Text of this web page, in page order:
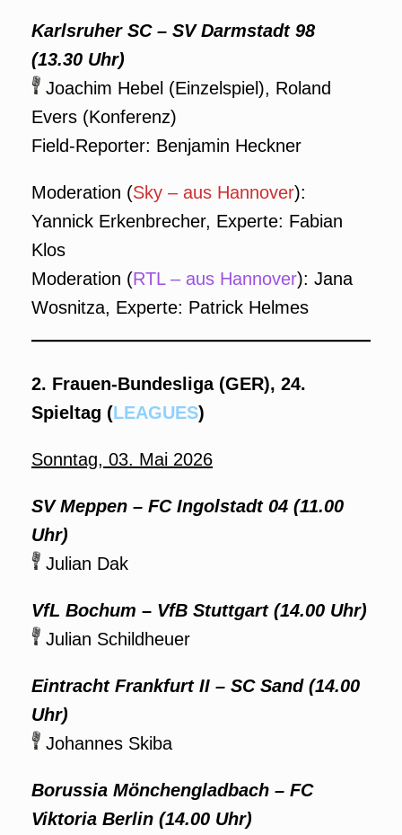
Karlsruher SC – SV Darmstadt 98
(13.30 Uhr)
Joachim Hebel (Einzelspiel), Roland
Evers (Konferenz)
Field-Reporter: Benjamin Heckner
Moderation (Sky – aus Hannover):
Yannick Erkenbrecher, Experte: Fabian
Klos
Moderation (RTL – aus Hannover): Jana
Wosnitza, Experte: Patrick Helmes
2. Frauen-Bundesliga (GER), 24.
Spieltag (LEAGUES)
Sonntag, 03. Mai 2026
SV Meppen – FC Ingolstadt 04 (11.00
Uhr)
Julian Dak
VfL Bochum – VfB Stuttgart (14.00 Uhr)
Julian Schildheuer
Eintracht Frankfurt II – SC Sand (14.00
Uhr)
Johannes Skiba
Borussia Mönchengladbach – FC
Viktoria Berlin (14.00 Uhr)